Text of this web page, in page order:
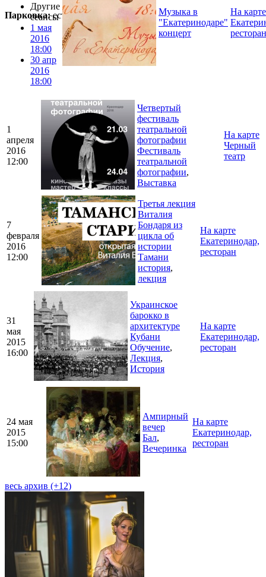
Парковка:есть
Другие
сеансы
1 мая
2016
18:00
30 апр
2016
18:00
Музыка в
"Екатеринодаре"
концерт
На карте
ресторан
1
апреля
2016
12:00
Четвертый
фестиваль
театральной
фотографии
Фестиваль
театральной
фотографии,
Выставка
На карте
Черный
театр
7
февраля
2016
12:00
Третья лекция
Виталия
Бондаря из
цикла об
истории
Тамани
история,
лекция
На карте
Екатеринодар,
ресторан
31
мая
2015
16:00
Украинское
барокко в
архитектуре
Кубани
Обучение,
Лекция,
История
На карте
Екатеринодар,
ресторан
24 мая
2015
15:00
Ампирный
вечер
Бал,
Вечеринка
На карте
Екатеринодар,
ресторан
весь архив (+12)